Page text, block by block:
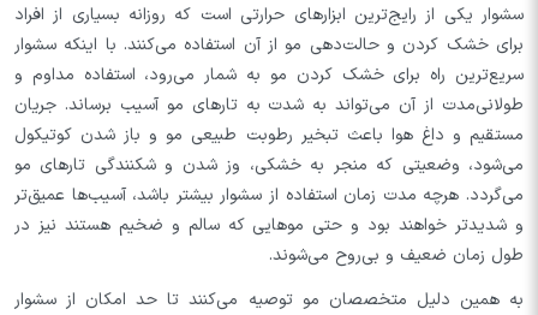
سشوار یکی از رایج‌ترین ابزارهای حرارتی است که روزانه بسیاری از افراد
برای خشک کردن و حالت‌دهی مو از آن استفاده می‌کنند. با اینکه سشوار
سریع‌ترین راه برای خشک کردن مو به شمار می‌رود، استفاده مداوم و
طولانی‌مدت از آن می‌تواند به شدت به تارهای مو آسیب برساند. جریان
مستقیم و داغ هوا باعث تبخیر رطوبت طبیعی مو و باز شدن کوتیکول
می‌شود، وضعیتی که منجر به خشکی، وز شدن و شکنندگی تارهای مو
می‌گردد. هرچه مدت زمان استفاده از سشوار بیشتر باشد، آسیب‌ها عمیق‌تر
و شدیدتر خواهند بود و حتی موهایی که سالم و ضخیم هستند نیز در
طول زمان ضعیف و بی‌روح می‌شوند.
به همین دلیل متخصصان مو توصیه می‌کنند تا حد امکان از سشوار